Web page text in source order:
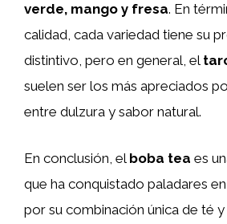
verde, mango y fresa. En
calidad, cada variedad tiene su
distintivo, pero en general, el
suelen ser los más apreciados
entre dulzura y sabor natural.
En conclusión, el boba tea es
que ha conquistado paladares
por su combinación única de té y